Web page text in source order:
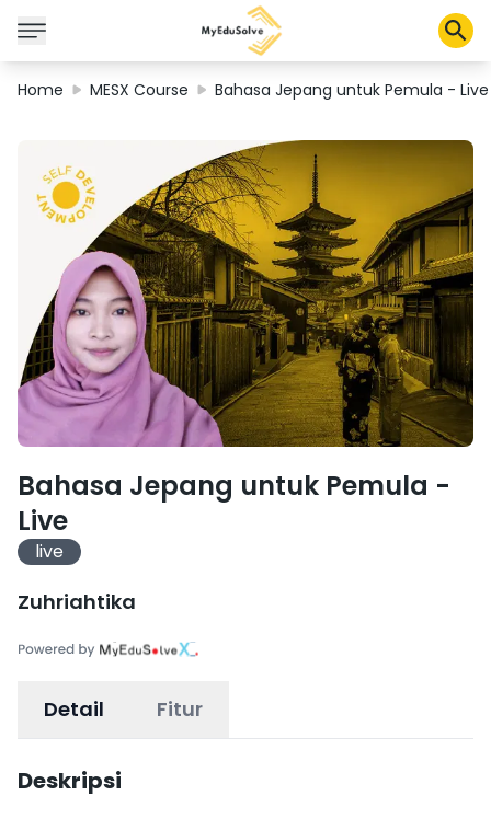
Sertifikasi
Program
Tentang Kami
Shop
Keranjang Saya
Home MESX Course Bahasa Jepang untuk Pemula - Live
Bahasa Jepang untuk Pemula -
Live
live
Zuhriahtika
Detail Fitur
Deskripsi